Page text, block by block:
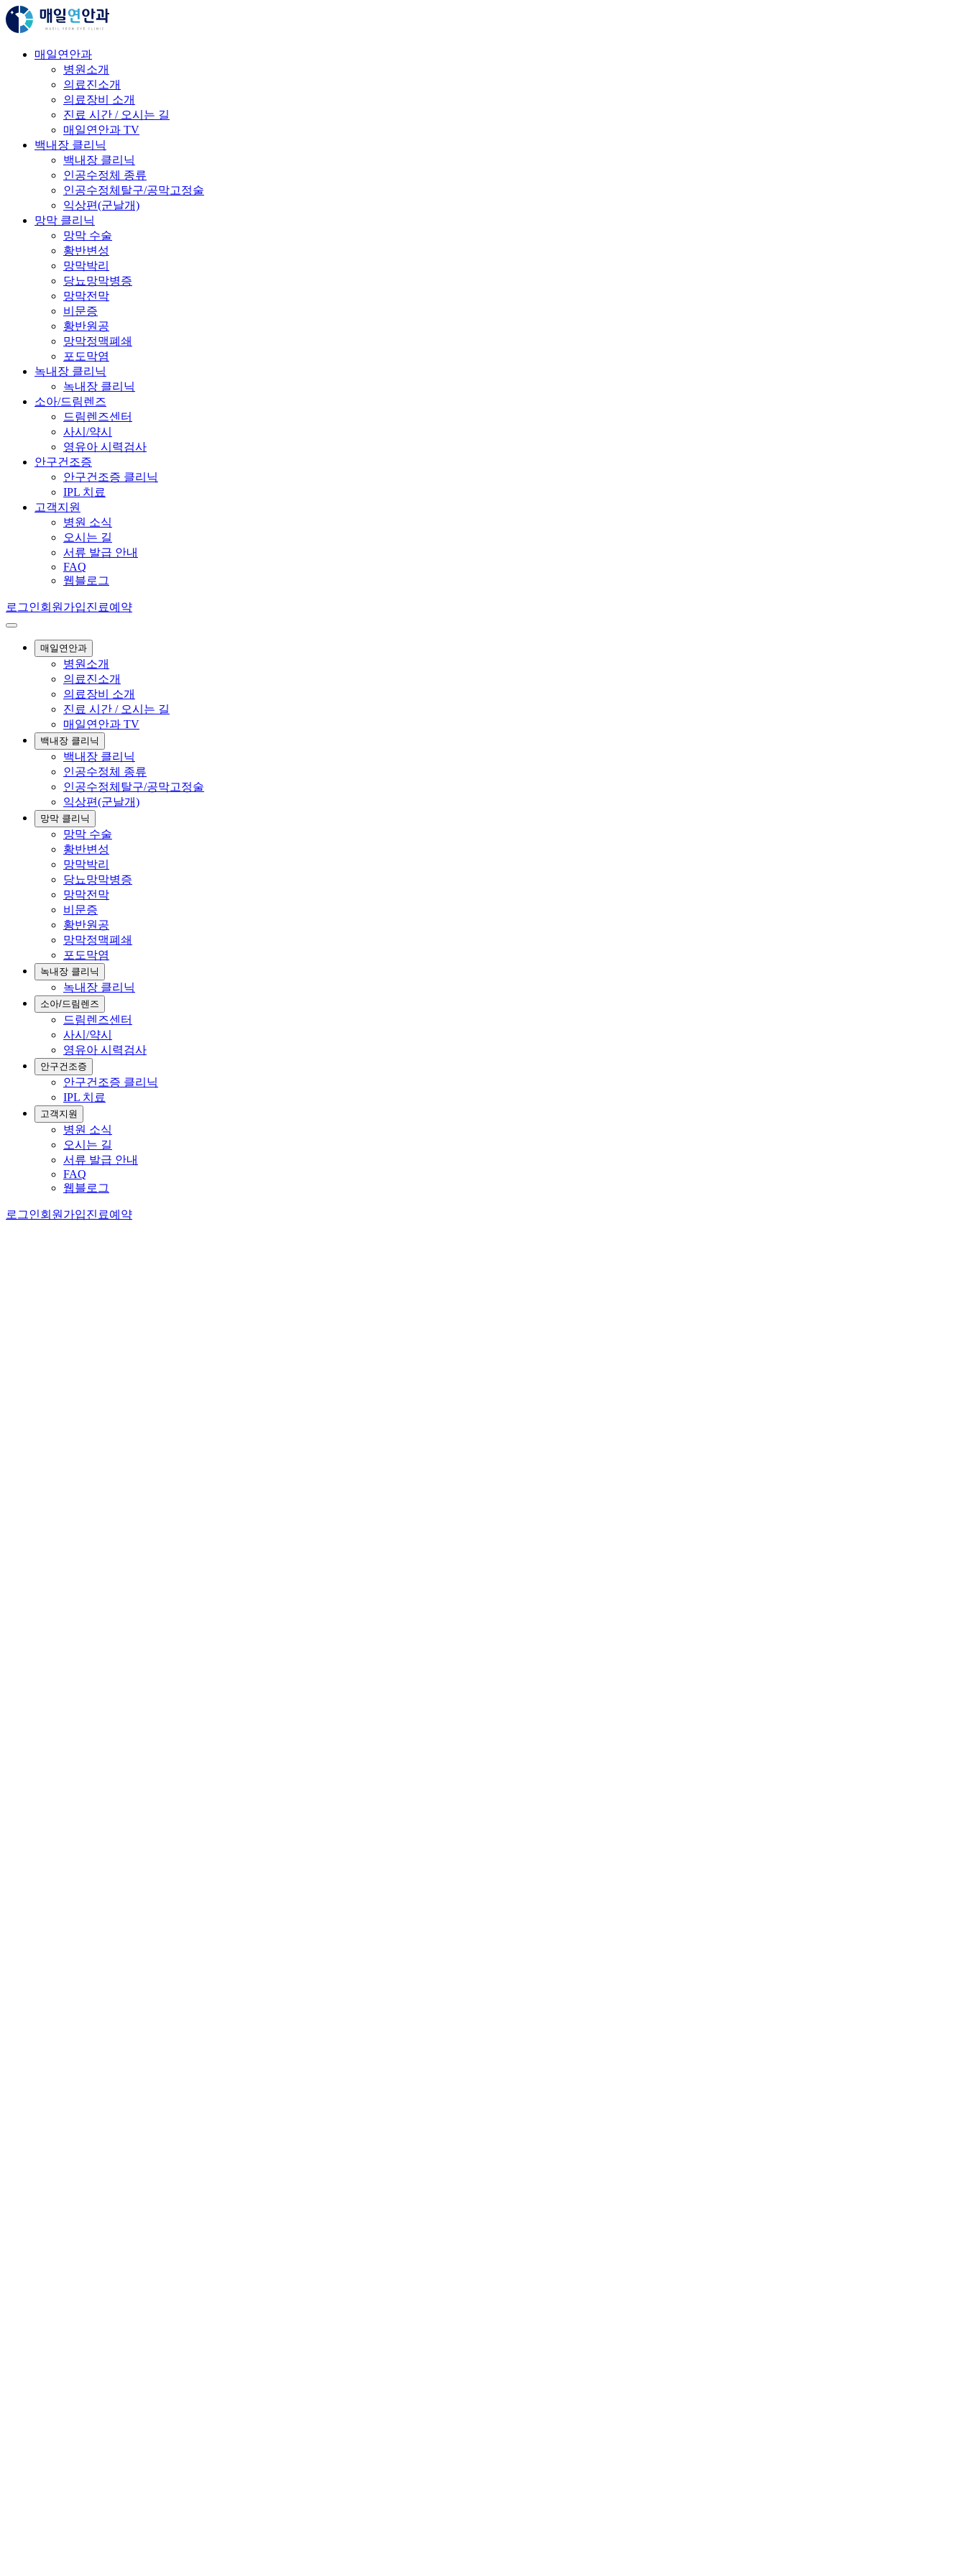
매일연안과
병원소개
의료진소개
의료장비 소개
진료 시간 / 오시는 길
매일연안과 TV
백내장 클리닉
백내장 클리닉
인공수정체 종류
인공수정체탈구/공막고정술
익상편(군날개)
망막 클리닉
망막 수술
황반변성
망막박리
당뇨망막병증
망막전막
비문증
황반원공
망막정맥폐쇄
포도막염
녹내장 클리닉
녹내장 클리닉
소아/드림렌즈
드림렌즈센터
사시/약시
영유아 시력검사
안구건조증
안구건조증 클리닉
IPL 치료
고객지원
병원 소식
오시는 길
서류 발급 안내
FAQ
웹블로그
로그인회원가입진료예약
매일연안과
병원소개
의료진소개
의료장비 소개
진료 시간 / 오시는 길
매일연안과 TV
백내장 클리닉
백내장 클리닉
인공수정체 종류
인공수정체탈구/공막고정술
익상편(군날개)
망막 클리닉
망막 수술
황반변성
망막박리
당뇨망막병증
망막전막
비문증
황반원공
망막정맥폐쇄
포도막염
녹내장 클리닉
녹내장 클리닉
소아/드림렌즈
드림렌즈센터
사시/약시
영유아 시력검사
안구건조증
안구건조증 클리닉
IPL 치료
고객지원
병원 소식
오시는 길
서류 발급 안내
FAQ
웹블로그
로그인회원가입진료예약